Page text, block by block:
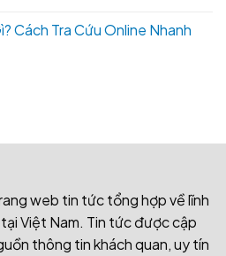
Cách Tra Cứu Online Nhanh
web tin tức tổng hợp về lĩnh
Việt Nam. Tin tức được cập
thông tin khách quan, uy tín